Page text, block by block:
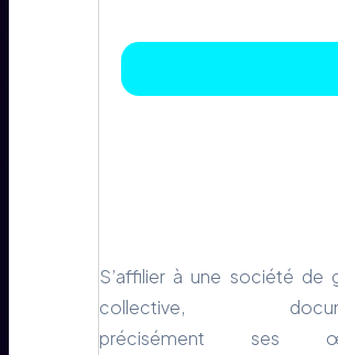
S’affilier à une société de
collective,
précisément ses